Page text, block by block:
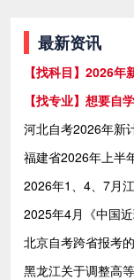
最新资讯
【找专业】想要
河北自考2026年新
福建省2026年上半
2026年1、4、7月
2025年4月《中国
北京自考跨省报考